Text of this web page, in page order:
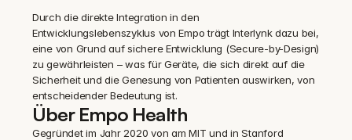
Durch die direkte Integration in den
Entwicklungslebenszyklus von Empo trägt Interlynk dazu bei,
eine von Grund auf sichere Entwicklung (Secure-by-Design)
zu gewährleisten – was für Geräte, die sich direkt auf die
Sicherheit und die Genesung von Patienten auswirken, von
entscheidender Bedeutung ist.
Über Empo Health
Gegründet im Jahr 2020 von am MIT und in Stanford